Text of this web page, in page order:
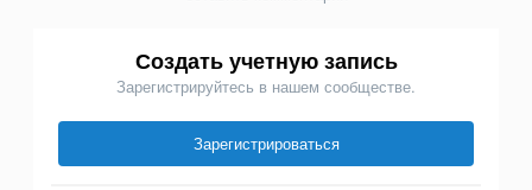
Создать учетную запись
Зарегистрируйтесь в нашем сообществе.
Зарегистрироваться